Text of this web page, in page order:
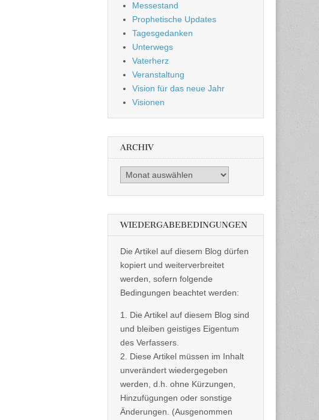
Messestand
Prophetische Updates
Tagesgedanken
Unterwegs
Vaterherz
Veranstaltung
Vision für das neue Jahr
Visionen
ARCHIV
Archiv
WIEDERGABEBEDINGUNGEN
Die Artikel auf diesem Blog dürfen
kopiert und weiterverbreitet
werden, sofern folgende
Bedingungen beachtet werden:
1. Die Artikel auf diesem Blog sind
und bleiben geistiges Eigentum
des Verfassers.
2. Diese Artikel müssen im Inhalt
unverändert wiedergegeben
werden, d.h. ohne Kürzungen,
Hinzufügungen oder sonstige
Änderungen. (Ausgenommen